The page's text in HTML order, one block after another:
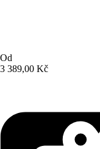
Od
3 389,00 Kč